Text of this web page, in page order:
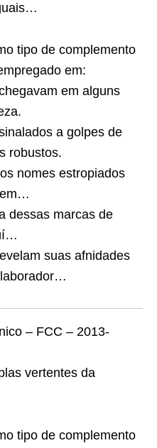
tipo de complemento
em:
em alguns
a golpes de
robustos.
nomes estropiados
dessas marcas de
suas afnidades
– FCC – 2013-
vertentes da
tipo de complemento